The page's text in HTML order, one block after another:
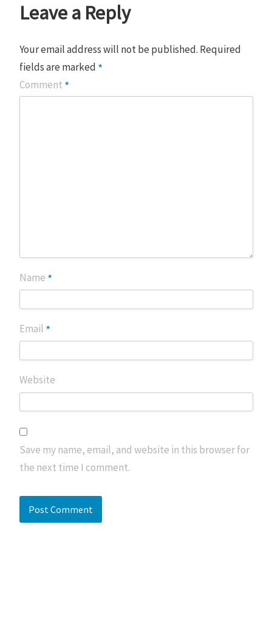
Leave a Reply
Your email address will not be published. Required
fields are marked *
Comment *
Name *
Email *
Website
Save my name, email, and website in this browser for
the next time I comment.